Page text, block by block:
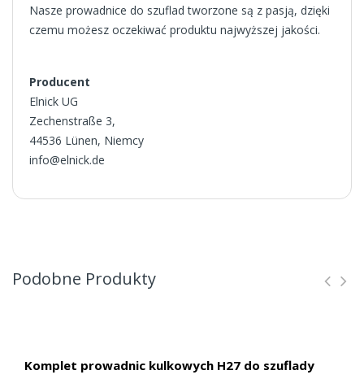
Nasze prowadnice do szuflad tworzone są z pasją, dzięki
czemu możesz oczekiwać produktu najwyższej jakości.
Producent
Elnick UG
Zechenstraße 3,
44536 Lünen, Niemcy
info@elnick.de
Podobne Produkty
Komplet prowadnic kulkowych H27 do szuflady